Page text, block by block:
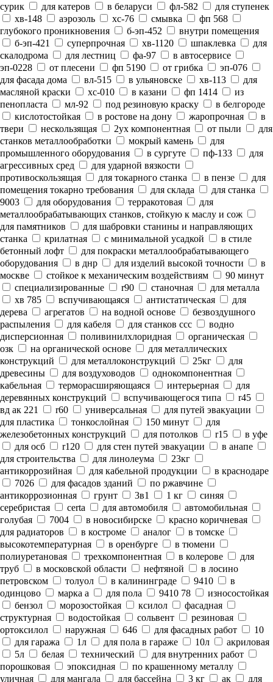
сурик
для катеров в беларуси фл-582
для ступенек
хв-148
аэрозоль хс-76 смывка
фп 568
глубокого проникновения
б-эп-452
внутри помещения
б-эп-421
суперпрочная хв-1120 шпаклевка
для
скалодрома
для лестниц фа-97
в автосервисе
эп-0228
от плесени фп 5190 от грибка
эп-076
для фасада дома
вл-515 в ульяновске хв-113
для
масляной краски
хс-010 в казани фп 1414
из
пенопласта
мл-92 под резиновую краску
в белгороде
кислотостойкая
в ростове на дону жаропрочная
в
твери
нескользящая 2ух компонентная от пыли
для
станков металлообработки
мокрый камень
для
промышленного оборудования
в сургуте пф-133
для
агрессивных сред
для ударной вязкости
противоскользящая
для токарного станка в пензе
для
помещения токарно требования
для склада
для станка
9003
для оборудования терракотовая
для
металлообрабатывающих станков, стойкую к маслу и сож
для памятников
для шабровки станины и направляющих
станка
крилатная с минимальной усадкой
в стиле
бетонный лофт
для покраски металлообрабатывающего
оборудования
в днр для изделий высокой точности
в
москве
стойкое к механическим воздействиям
90 минут
специализированные
r90 станочная
для металла
хв 785
вспучивающаяся антистатическая
для
дерева
агрегатов на водной основе
безвоздушного
распыления
для кабеля для станков ссс
водно
дисперсионная
поливинилхлоридная
органическая
озк
на органической основе
для металлических
конструкций
для металлоконструкций 25кг
для
древесины
для воздуховодов
однокомпонентная
кабельная
терморасширяющаяся интерьерная
для
деревянных конструкций
вспучивающегося типа
r45
вд ак 221
r60 универсальная
для путей эвакуации
для пластика
тонкослойная 150 минут
для
железобетонных конструкций
для потолков r15
в уфе
для осб
r120 для стен путей эвакуации
в анапе
для строительства
для линолеума
23кг
антикоррозийная
для кабельной продукции
в краснодаре
7026
для фасадов зданий
по ржавчине
антикоррозионная
грунт 3в1 1 кг
синяя
серебристая
certa для автомобиля
автомобильная
голубая
7004 в новосибирске
красно коричневая
для радиаторов
в костроме аналог
в томске
высокотемпературная
в оренбурге
в тюмени
полиуретановая
трехкомпонентная в колерове
для
труб
в московской области нефтяной
в лосино
петровском
толуол в калининграде 9410
в
одинцово
марка а для пола 9410 78
износостойкая
бензол
морозостойкая ксилол
фасадная
структурная
водостойкая сольвент
резиновая
ортоксилол
наружная 646 для фасадных работ
10
для гаража
1л для пола в гараже 10л
акриловая
5л
белая технический
для внутренних работ
порошковая
эпоксидная
по крашенному металлу
уличная
для мангала для бассейна 3 кг ак
для